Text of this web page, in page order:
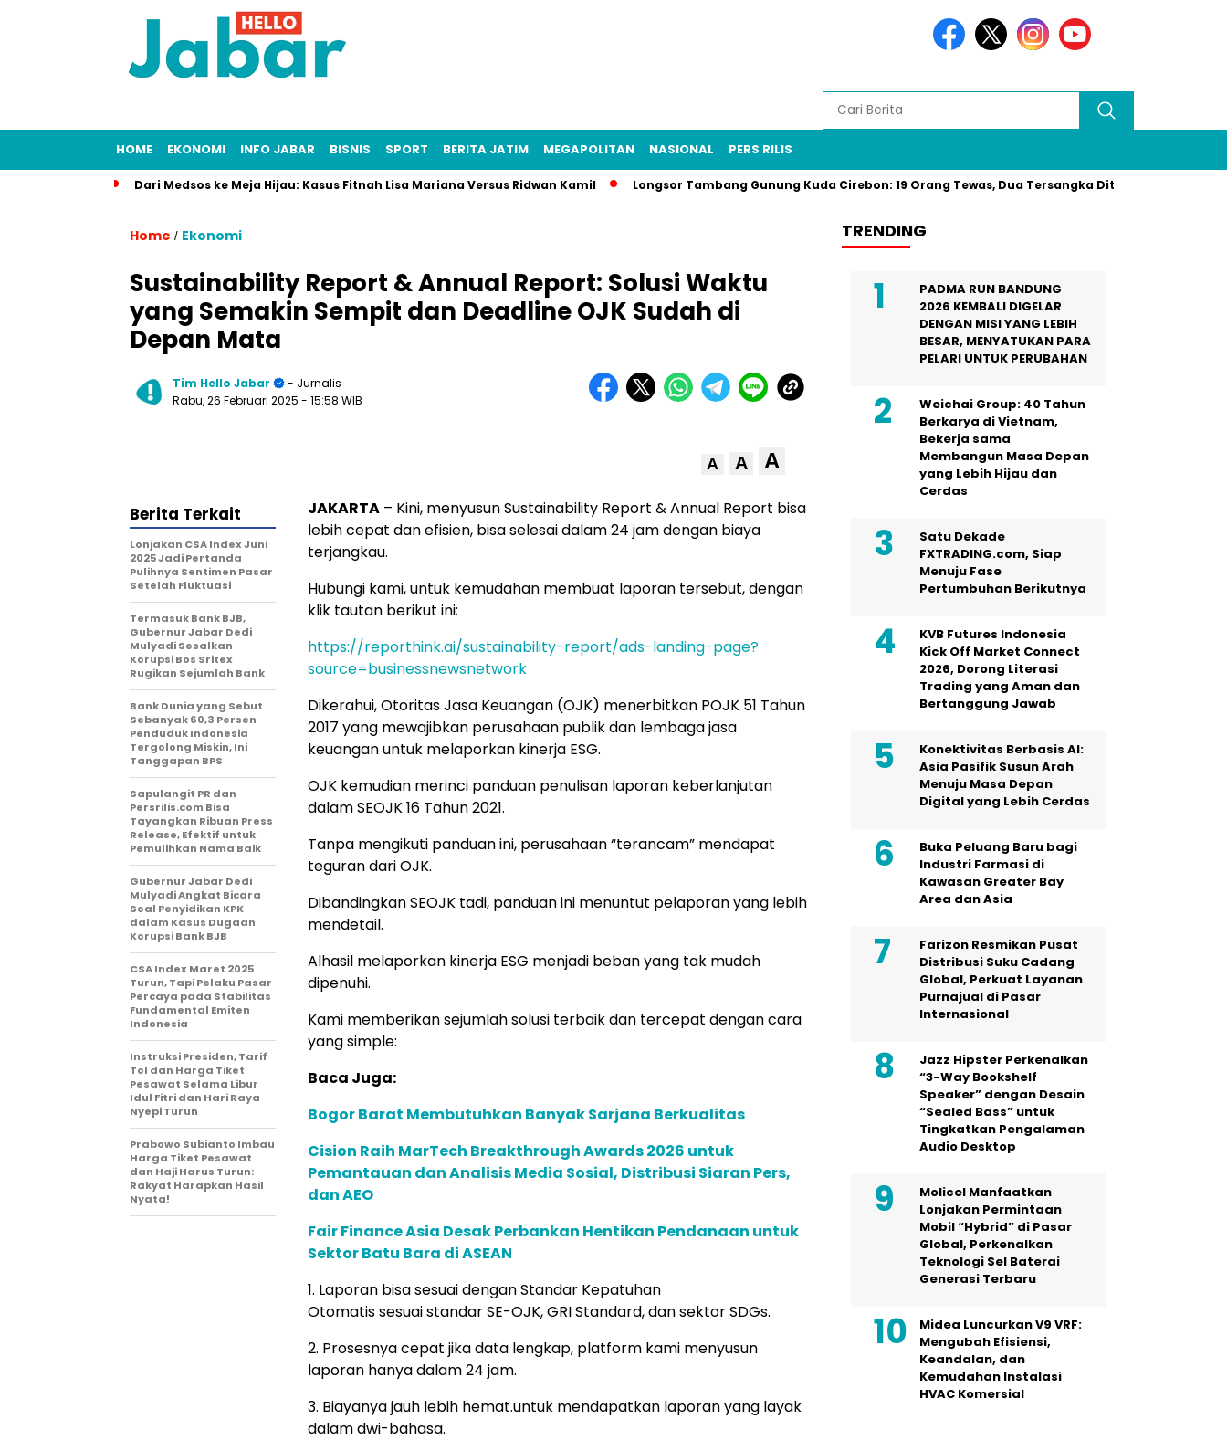
HOME EKONOMI INFO JABAR BISNIS SPORT BERITA JATIM MEGAPOLITAN NASIONAL PERS RILIS
Dari Medsos ke Meja Hijau: Kasus Fitnah Lisa Mariana Versus Ridwan Kamil Longsor Tambang Gunung Kuda Cirebon: 19 Orang Tewas, Dua Tersangka Ditangkap Polisi
Home / Ekonomi
Sustainability Report & Annual Report: Solusi Waktu
yang Semakin Sempit dan Deadline OJK Sudah di
Depan Mata
Tim Hello Jabar
- Jurnalis
Rabu, 26 Februari 2025 - 15:58 WIB
A A A
JAKARTA – Kini, menyusun Sustainability Report & Annual Report bisa
lebih cepat dan efisien, bisa selesai dalam 24 jam dengan biaya
terjangkau.
Hubungi kami, untuk kemudahan membuat laporan tersebut, dengan
klik tautan berikut ini:
https://reporthink.ai/sustainability-report/ads-landing-page?
source=businessnewsnetwork
Dikerahui, Otoritas Jasa Keuangan (OJK) menerbitkan POJK 51 Tahun
2017 yang mewajibkan perusahaan publik dan lembaga jasa
keuangan untuk melaporkan kinerja ESG.
OJK kemudian merinci panduan penulisan laporan keberlanjutan
dalam SEOJK 16 Tahun 2021.
Tanpa mengikuti panduan ini, perusahaan “terancam” mendapat
teguran dari OJK.
Dibandingkan SEOJK tadi, panduan ini menuntut pelaporan yang lebih
mendetail.
Alhasil melaporkan kinerja ESG menjadi beban yang tak mudah
dipenuhi.
Kami memberikan sejumlah solusi terbaik dan tercepat dengan cara
yang simple:
Baca Juga:
Bogor Barat Membutuhkan Banyak Sarjana Berkualitas
Cision Raih MarTech Breakthrough Awards 2026 untuk
Pemantauan dan Analisis Media Sosial, Distribusi Siaran Pers,
dan AEO
Fair Finance Asia Desak Perbankan Hentikan Pendanaan untuk
Sektor Batu Bara di ASEAN
1. Laporan bisa sesuai dengan Standar Kepatuhan
Otomatis sesuai standar SE-OJK, GRI Standard, dan sektor SDGs.
2. Prosesnya cepat jika data lengkap, platform kami menyusun
laporan hanya dalam 24 jam.
3. Biayanya jauh lebih hemat.untuk mendapatkan laporan yang layak
dalam dwi-bahasa.
Berita Terkait
Lonjakan CSA Index Juni
2025 Jadi Pertanda
Pulihnya Sentimen Pasar
Setelah Fluktuasi
Termasuk Bank BJB,
Gubernur Jabar Dedi
Mulyadi Sesalkan
Korupsi Bos Sritex
Rugikan Sejumlah Bank
Bank Dunia yang Sebut
Sebanyak 60,3 Persen
Penduduk Indonesia
Tergolong Miskin, Ini
Tanggapan BPS
Sapulangit PR dan
Persrilis.com Bisa
Tayangkan Ribuan Press
Release, Efektif untuk
Pemulihkan Nama Baik
Gubernur Jabar Dedi
Mulyadi Angkat Bicara
Soal Penyidikan KPK
dalam Kasus Dugaan
Korupsi Bank BJB
CSA Index Maret 2025
Turun, Tapi Pelaku Pasar
Percaya pada Stabilitas
Fundamental Emiten
Indonesia
Instruksi Presiden, Tarif
Tol dan Harga Tiket
Pesawat Selama Libur
Idul Fitri dan Hari Raya
Nyepi Turun
Prabowo Subianto Imbau
Harga Tiket Pesawat
dan Haji Harus Turun:
Rakyat Harapkan Hasil
Nyata!
TRENDING
PADMA RUN BANDUNG
2026 KEMBALI DIGELAR
DENGAN MISI YANG LEBIH
BESAR, MENYATUKAN PARA
PELARI UNTUK PERUBAHAN
Weichai Group: 40 Tahun
Berkarya di Vietnam,
Bekerja sama
Membangun Masa Depan
yang Lebih Hijau dan
Cerdas
Satu Dekade
FXTRADING.com, Siap
Menuju Fase
Pertumbuhan Berikutnya
KVB Futures Indonesia
Kick Off Market Connect
2026, Dorong Literasi
Trading yang Aman dan
Bertanggung Jawab
Konektivitas Berbasis AI:
Asia Pasifik Susun Arah
Menuju Masa Depan
Digital yang Lebih Cerdas
Buka Peluang Baru bagi
Industri Farmasi di
Kawasan Greater Bay
Area dan Asia
Farizon Resmikan Pusat
Distribusi Suku Cadang
Global, Perkuat Layanan
Purnajual di Pasar
Internasional
Jazz Hipster Perkenalkan
“3-Way Bookshelf
Speaker” dengan Desain
“Sealed Bass” untuk
Tingkatkan Pengalaman
Audio Desktop
Molicel Manfaatkan
Lonjakan Permintaan
Mobil “Hybrid” di Pasar
Global, Perkenalkan
Teknologi Sel Baterai
Generasi Terbaru
Midea Luncurkan V9 VRF:
Mengubah Efisiensi,
Keandalan, dan
Kemudahan Instalasi
HVAC Komersial